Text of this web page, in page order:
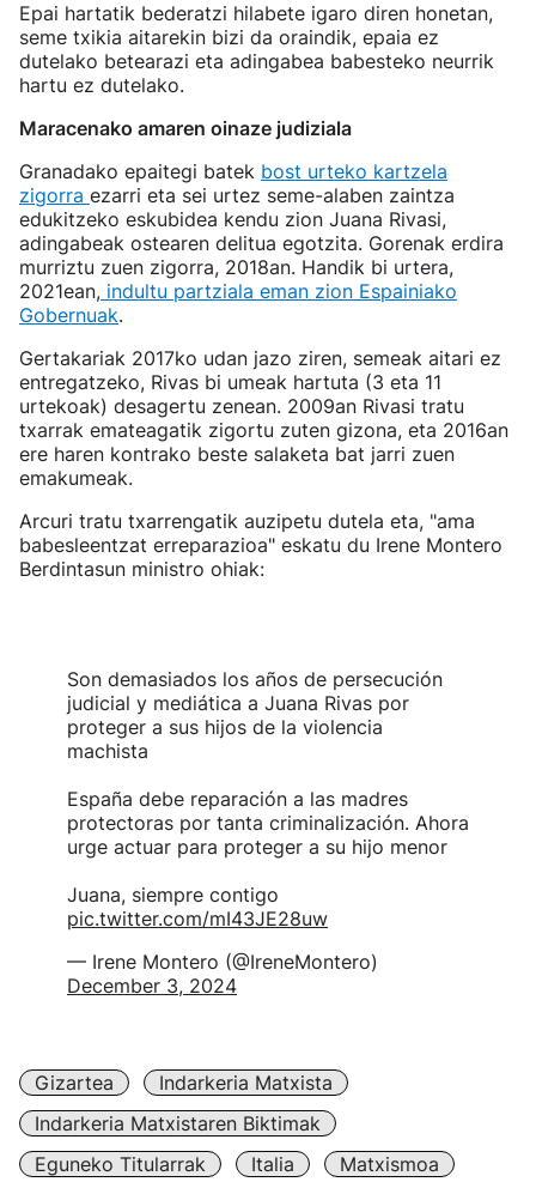
Epai hartatik bederatzi hilabete igaro diren honetan,
seme txikia aitarekin bizi da oraindik, epaia ez
dutelako betearazi eta adingabea babesteko neurrik
hartu ez dutelako.
Maracenako amaren oinaze judiziala
Granadako epaitegi batek bost urteko kartzela
zigorra ezarri eta sei urtez seme-alaben zaintza
edukitzeko eskubidea kendu zion Juana Rivasi,
adingabeak ostearen delitua egotzita. Gorenak erdira
murriztu zuen zigorra, 2018an. Handik bi urtera,
2021ean, indultu partziala eman zion Espainiako
Gobernuak.
Gertakariak 2017ko udan jazo ziren, semeak aitari ez
entregatzeko, Rivas bi umeak hartuta (3 eta 11
urtekoak) desagertu zenean. 2009an Rivasi tratu
txarrak emateagatik zigortu zuten gizona, eta 2016an
ere haren kontrako beste salaketa bat jarri zuen
emakumeak.
Arcuri tratu txarrengatik auzipetu dutela eta, "ama
babesleentzat erreparazioa" eskatu du Irene Montero
Berdintasun ministro ohiak:
Son demasiados los años de persecución
judicial y mediática a Juana Rivas por
proteger a sus hijos de la violencia
machista
España debe reparación a las madres
protectoras por tanta criminalización. Ahora
urge actuar para proteger a su hijo menor
Juana, siempre contigo
pic.twitter.com/mI43JE28uw
— Irene Montero (@IreneMontero)
December 3, 2024
Gizartea
Indarkeria Matxista
Indarkeria Matxistaren Biktimak
Eguneko Titularrak
Italia Matxismoa